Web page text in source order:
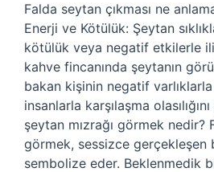
Falda seytan çıkması ne
Enerji ve Kötülük: Şeytan
kötülük veya negatif etkilerle
kahve fincanında şeytanın
bakan kişinin negatif
insanlarla karşılaşma
şeytan mızrağı görmek nedir?
görmek, sessizce gerçekleşen
sembolize eder. Beklenmedik